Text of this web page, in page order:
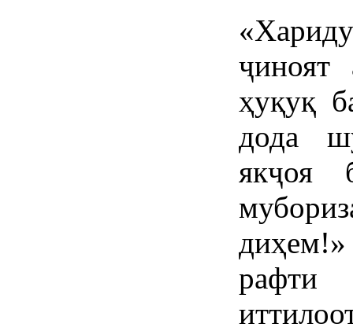
ҷиноят
ҳуқуқ
дода
якҷоя
рафти